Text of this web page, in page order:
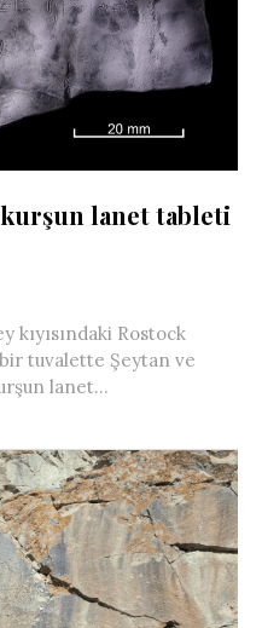
kurşun lanet tableti
kıyısındaki Rostock
tuvalette Şeytan ve
lanet...